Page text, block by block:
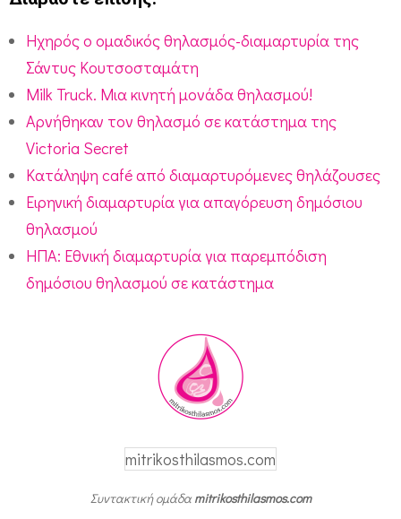
Ηχηρός ο ομαδικός θηλασμός-διαμαρτυρία της
Σάντυς Κουτσοσταμάτη
Milk Truck. Μια κινητή μονάδα θηλασμού!
Αρνήθηκαν τον θηλασμό σε κατάστημα της
Victoria Secret
Κατάληψη café από διαμαρτυρόμενες θηλάζουσες
Ειρηνική διαμαρτυρία για απαγόρευση δημόσιου
θηλασμού
ΗΠΑ: Εθνική διαμαρτυρία για παρεμπόδιση
δημόσιου θηλασμού σε κατάστημα
mitrikosthilasmos.com
Συντακτική ομάδαmitrikosthilasmos.com